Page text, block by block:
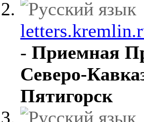
- Приемная
Северо-
Пятигорск